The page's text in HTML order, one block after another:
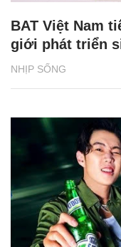
NHỊP SỐNG
BAT Việt Nam
giới phát triển